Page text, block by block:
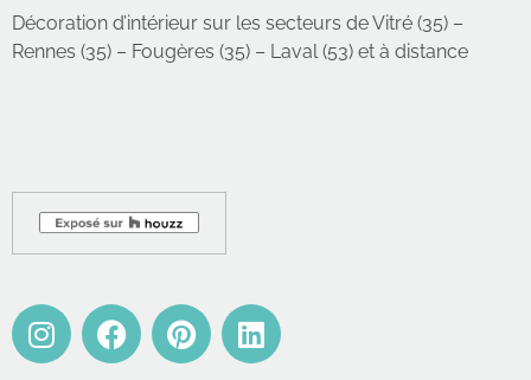
Décoration d’intérieur sur les secteurs de Vitré (35) –
Rennes (35) – Fougères (35) – Laval (53) et à distance